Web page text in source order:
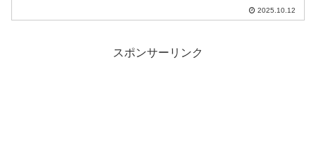
2025.10.12
スポンサーリンク